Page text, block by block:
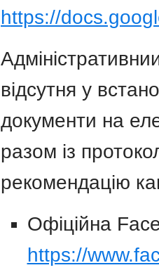
https://
відсутня у
документи на
разом із
рекомендацію
Офіційна
https://